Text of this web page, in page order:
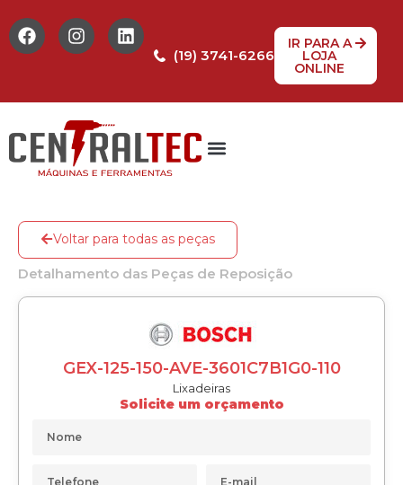
(19) 3741-6266
IR PARA A
LOJA
ONLINE
Voltar para todas as peças
Detalhamento das Peças de Reposição
GEX-125-150-AVE-3601C7B1G0-110
Lixadeiras
Solicite um orçamento